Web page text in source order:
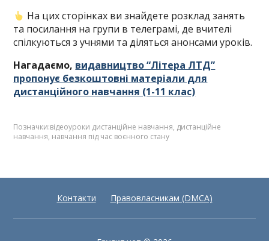
На цих сторінках ви знайдете розклад занять
та посилання на групи в телеграмі, де вчителі
спілкуються з учнями та діляться анонсами уроків.
Нагадаємо, видавництво “Літера ЛТД”
пропонує безкоштовні матеріали для
дистанційного навчання (1-11 клас)
Позначки:відеоуроки дистанційне навчання, дистанційне
навчання, навчання під час воєнного стану
Контакти Правовласникам (DMCA)